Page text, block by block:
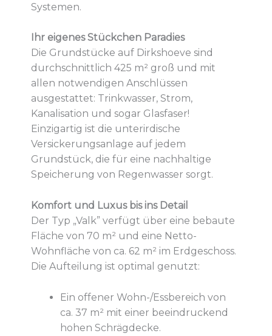
Systemen.
Ihr eigenes Stückchen Paradies
Die Grundstücke auf Dirkshoeve sind
durchschnittlich 425 m² groß und mit
allen notwendigen Anschlüssen
ausgestattet: Trinkwasser, Strom,
Kanalisation und sogar Glasfaser!
Einzigartig ist die unterirdische
Versickerungsanlage auf jedem
Grundstück, die für eine nachhaltige
Speicherung von Regenwasser sorgt.
Komfort und Luxus bis ins Detail
Der Typ „Valk” verfügt über eine bebaute
Fläche von 70 m² und eine Netto-
Wohnfläche von ca. 62 m² im Erdgeschoss.
Die Aufteilung ist optimal genutzt:
Ein offener Wohn-/Essbereich von
ca. 37 m² mit einer beeindruckend
hohen Schrägdecke.